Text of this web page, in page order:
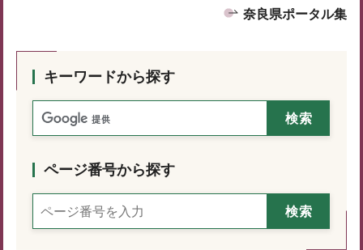
奈良県ポータル集
キーワードから探す
ページ番号から探す